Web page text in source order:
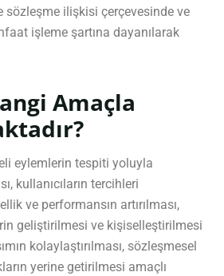
sözleşme ilişkisi çerçevesinde ve
işleme şartına dayanılarak
Amaçla
eylemlerin tespiti yoluyla
kullanıcıların tercihleri
ve performansın artırılması,
geliştirilmesi ve kişiselleştirilmesi
kolaylaştırılması, sözleşmesel
yerine getirilmesi amaçlı